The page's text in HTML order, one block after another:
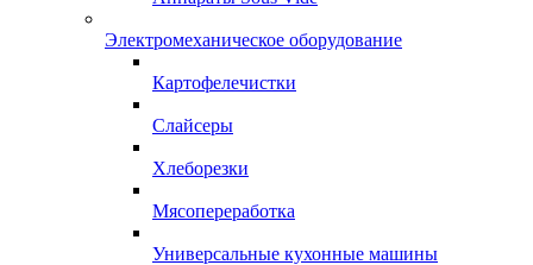
Электромеханическое оборудование
Картофелечистки
Слайсеры
Хлеборезки
Мясопереработка
Универсальные кухонные машины